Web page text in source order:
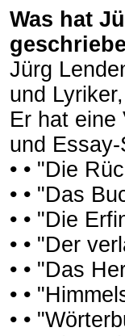
Was hat
Jürg
und
Er hat eine
und
• • "Die
• • "Das
• • "Die
• • "Der
• • "Das
• •
• •